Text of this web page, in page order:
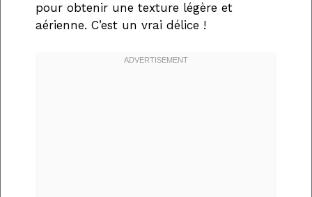
pour obtenir une texture légère et
aérienne. C’est un vrai délice !